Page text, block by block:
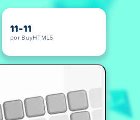
11-11
por BuyHTML5